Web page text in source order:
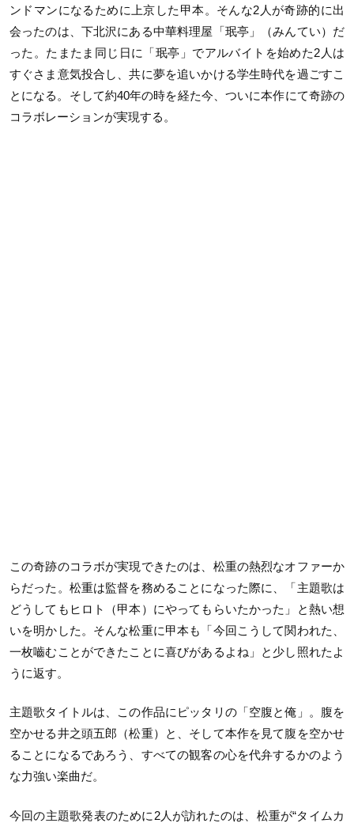
ンドマンになるために上京した甲本。そんな2人が奇跡的に出
会ったのは、下北沢にある中華料理屋「珉亭」（みんてい）だ
った。たまたま同じ日に「珉亭」でアルバイトを始めた2人は
すぐさま意気投合し、共に夢を追いかける学生時代を過ごすこ
とになる。そして約40年の時を経た今、ついに本作にて奇跡の
コラボレーションが実現する。
この奇跡のコラボが実現できたのは、松重の熱烈なオファーか
らだった。松重は監督を務めることになった際に、「主題歌は
どうしてもヒロト（甲本）にやってもらいたかった」と熱い想
いを明かした。そんな松重に甲本も「今回こうして関われた、
一枚嚙むことができたことに喜びがあるよね」と少し照れたよ
うに返す。
主題歌タイトルは、この作品にピッタリの「空腹と俺」。腹を
空かせる井之頭五郎（松重）と、そして本作を見て腹を空かせ
ることになるであろう、すべての観客の心を代弁するかのよう
な力強い楽曲だ。
今回の主題歌発表のために2人が訪れたのは、松重が“タイムカ